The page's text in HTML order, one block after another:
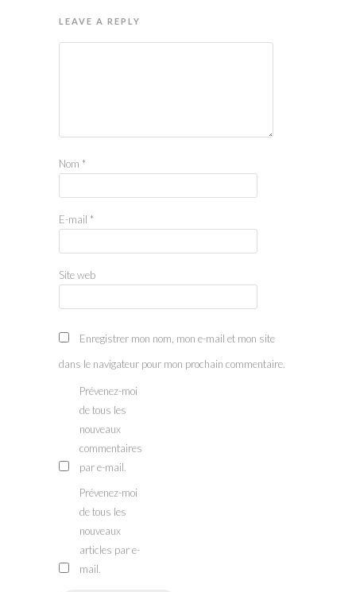
LEAVE A REPLY
Nom *
E-mail *
Site web
Enregistrer mon nom, mon e-mail et mon site
dans le navigateur pour mon prochain commentaire.
Prévenez-moi
de tous les
nouveaux
commentaires
par e-mail.
Prévenez-moi
de tous les
nouveaux
articles par e-
mail.